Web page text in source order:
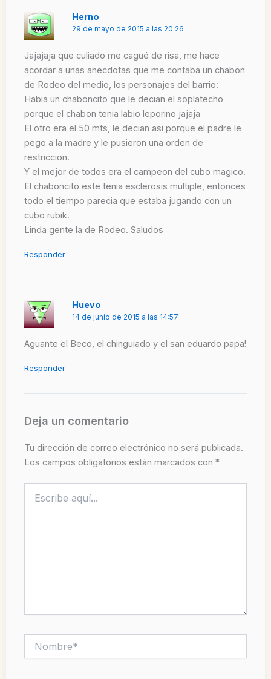
Herno
29 de mayo de 2015 a las 20:26
Jajajaja que culiado me cagué de risa, me hace
acordar a unas anecdotas que me contaba un chabon
de Rodeo del medio, los personajes del barrio:
Habia un chaboncito que le decian el soplatecho
porque el chabon tenia labio leporino jajaja
El otro era el 50 mts, le decian asi porque el padre le
pego a la madre y le pusieron una orden de
restriccion.
Y el mejor de todos era el campeon del cubo magico.
El chaboncito este tenia esclerosis multiple, entonces
todo el tiempo parecia que estaba jugando con un
cubo rubik.
Linda gente la de Rodeo. Saludos
Responder
Huevo
14 de junio de 2015 a las 14:57
Aguante el Beco, el chinguiado y el san eduardo papa!
Responder
Deja un comentario
Tu dirección de correo electrónico no será publicada.
Los campos obligatorios están marcados con *
aquí...